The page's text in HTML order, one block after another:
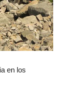
en los